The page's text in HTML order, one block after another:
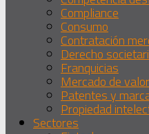
Compliance
Consumo
Contratación
Derecho
Franquicias
Mercado de
Patentes y
Propiedad
Sectores